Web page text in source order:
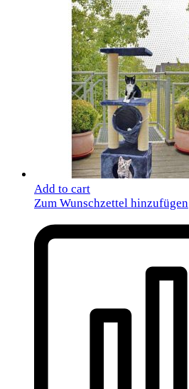
Add to cart
Zum Wunschzettel hinzufügen